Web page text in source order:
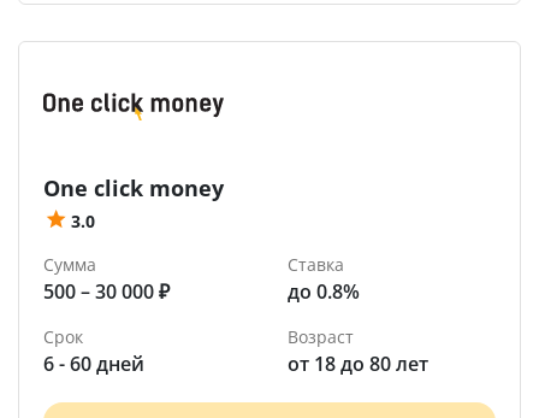
One click money
3.0
Сумма
500 – 30 000 ₽
Ставка
до 0.8%
Срок
6 - 60 дней
Возраст
от 18 до 80 лет